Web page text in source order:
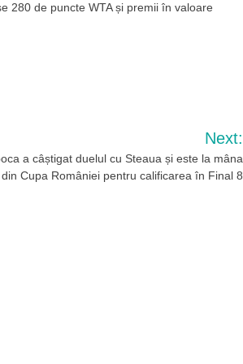
280 de puncte WTA și premii în valoare
Next:
a câștigat duelul cu Steaua și este la mâna
Cupa României pentru calificarea în Final 8